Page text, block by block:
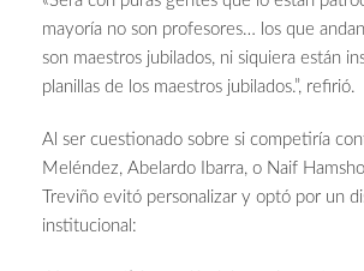
mayoría no son profesores… los que
son maestros jubilados, ni siquiera están
planillas de los maestros jubilados.”, refirió.
Al ser cuestionado sobre si competiría
Meléndez, Abelardo Ibarra, o Naif
Treviño evitó personalizar y optó por un
institucional: